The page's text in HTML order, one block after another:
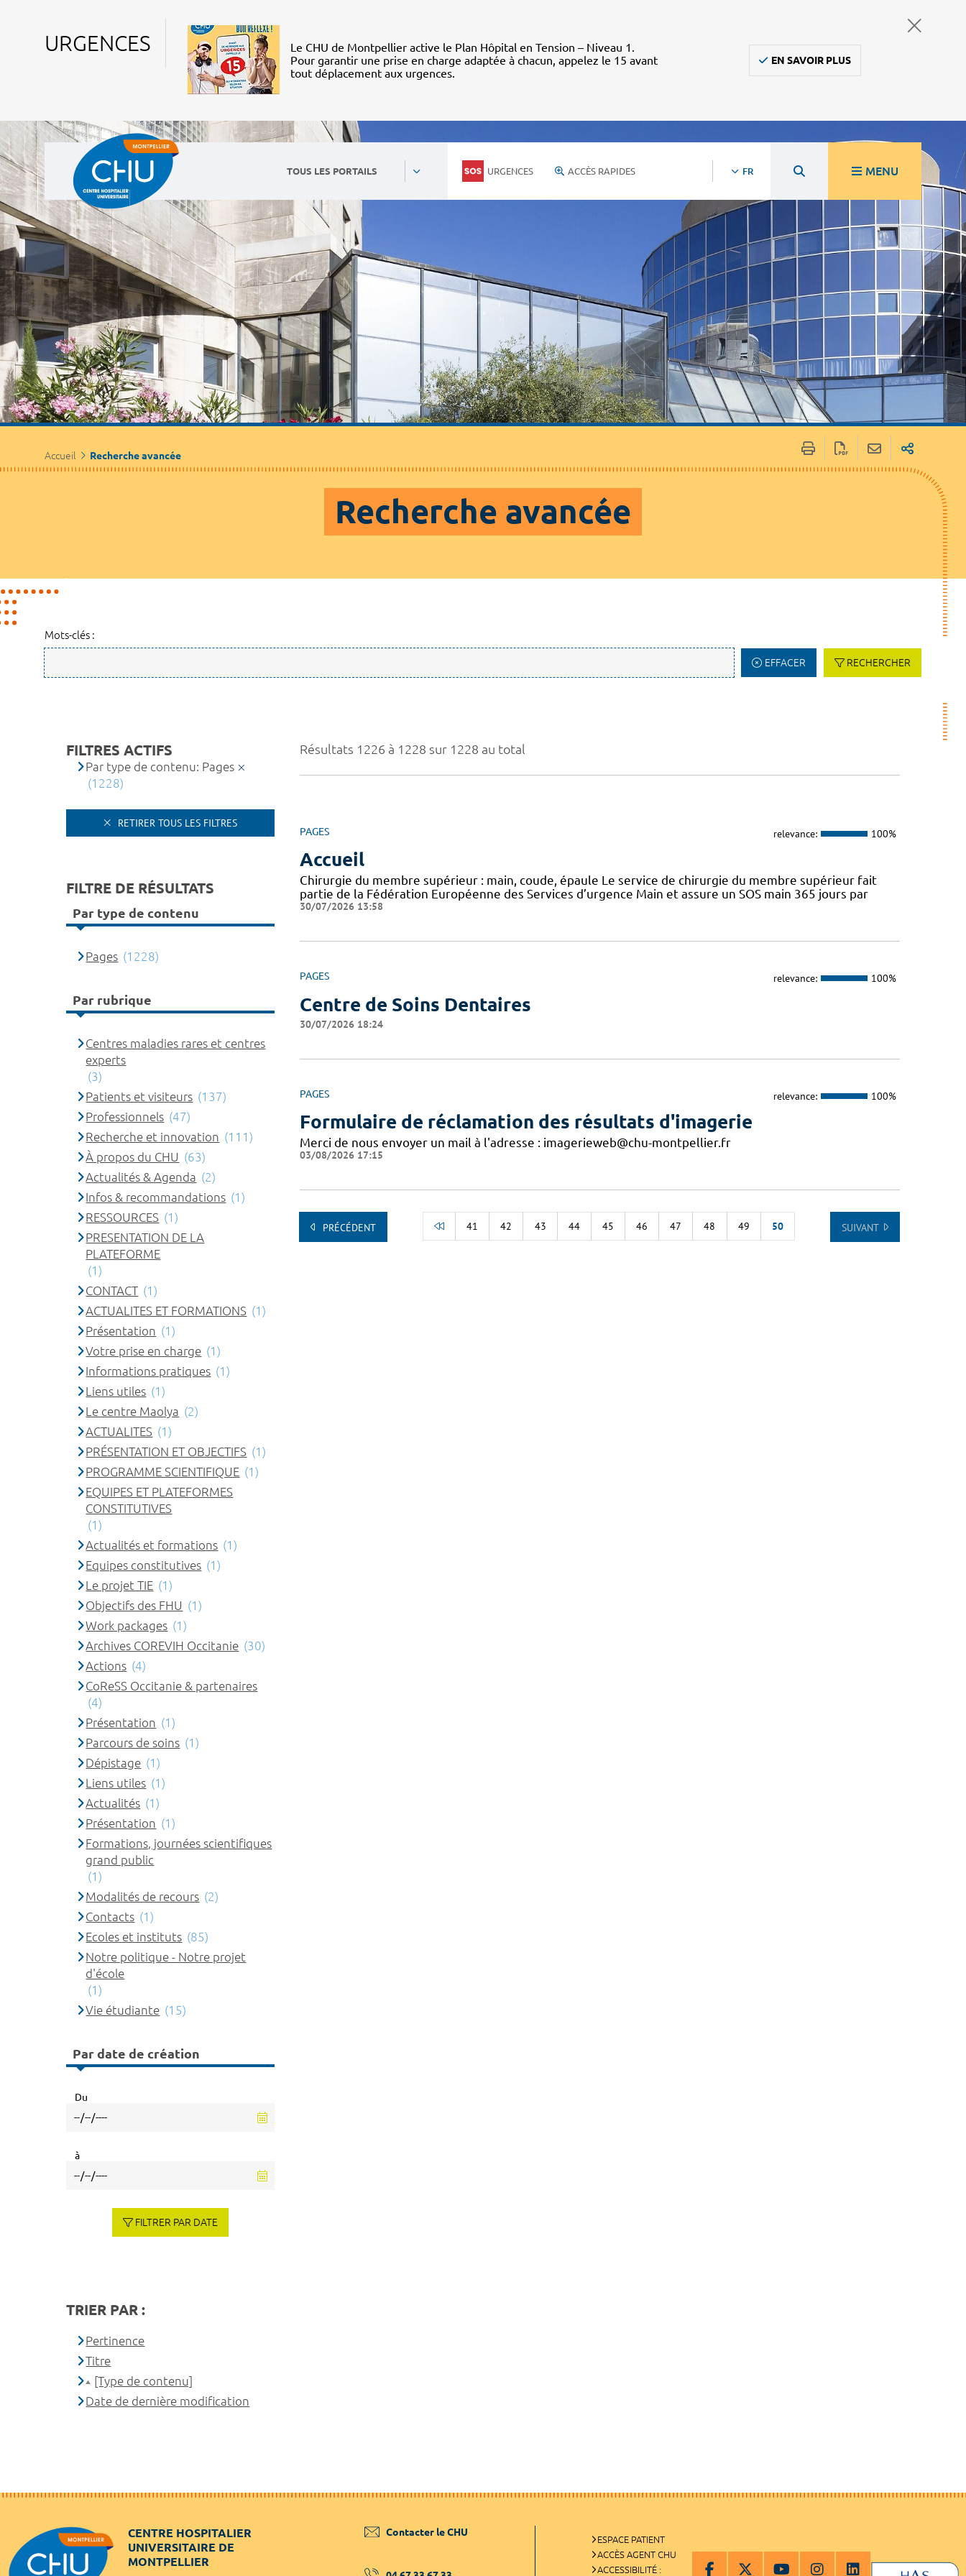
URGENCES
Le CHU de Montpellier active le Plan Hôpital en Tension – Niveau 1.
Pour garantir une prise en charge adaptée à chacun, appelez le 15 avant
tout déplacement aux urgences.
EN SAVOIR PLUS
TOUS LES PORTAILS URGENCES ACCÈS RAPIDES FR MENU
Accueil Recherche avancée
Recherche avancée
Mots-clés :
EFFACER RECHERCHER
Résultats 1226 à 1228 sur 1228 au total
PAGES relevance: 100%
Accueil
Chirurgie du membre supérieur : main, coude, épaule Le service de chirurgie du membre supérieur fait
partie de la Fédération Européenne des Services d’urgence Main et assure un SOS main 365 jours par
30/07/2026 13:58
PAGES relevance: 100%
Centre de Soins Dentaires
30/07/2026 18:24
PAGES relevance: 100%
Formulaire de réclamation des résultats d'imagerie
Merci de nous envoyer un mail à l'adresse : imagerieweb@chu-montpellier.fr
03/08/2026 17:15
PRÉCÉDENT 41 42 43 44 45 46 47 48 49 50 SUIVANT
FILTRES ACTIFS
Par type de contenu: Pages
(1228)
RETIRER TOUS LES FILTRES
FILTRE DE RÉSULTATS
Par type de contenu
Pages (1228)
Par rubrique
Centres maladies rares et centres
experts
(3)
Patients et visiteurs (137)
Professionnels (47)
Recherche et innovation (111)
À propos du CHU (63)
Actualités & Agenda (2)
Infos & recommandations (1)
RESSOURCES (1)
PRESENTATION DE LA
PLATEFORME
(1)
CONTACT (1)
ACTUALITES ET FORMATIONS (1)
Présentation (1)
Votre prise en charge (1)
Informations pratiques (1)
Liens utiles (1)
Le centre Maolya (2)
ACTUALITES (1)
PRÉSENTATION ET OBJECTIFS (1)
PROGRAMME SCIENTIFIQUE (1)
EQUIPES ET PLATEFORMES
CONSTITUTIVES
(1)
Actualités et formations (1)
Equipes constitutives (1)
Le projet TIE (1)
Objectifs des FHU (1)
Work packages (1)
Archives COREVIH Occitanie (30)
Actions (4)
CoReSS Occitanie & partenaires
(4)
Présentation (1)
Parcours de soins (1)
Dépistage (1)
Liens utiles (1)
Actualités (1)
Présentation (1)
Formations, journées scientifiques
grand public
(1)
Modalités de recours (2)
Contacts (1)
Ecoles et instituts (85)
Notre politique - Notre projet
d'école
(1)
Vie étudiante (15)
Par date de création
Du
à
FILTRER PAR DATE
TRIER PAR :
Pertinence
Titre
[Type de contenu]
Date de dernière modification
CENTRE HOSPITALIER
UNIVERSITAIRE DE
MONTPELLIER
Contacter le CHU
ESPACE PATIENT
ACCÈS AGENT CHU
ACCESSIBILITÉ :